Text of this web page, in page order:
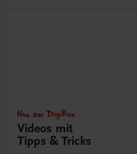
Neu zur DigiBox
Videos mit
Tipps & Tricks